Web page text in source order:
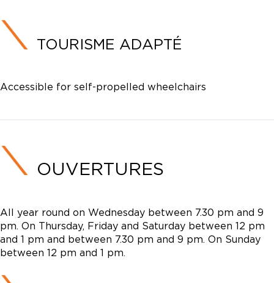
TOURISME ADAPTÉ
Accessible for self-propelled wheelchairs
OUVERTURES
All year round on Wednesday between 7.30 pm and 9
pm. On Thursday, Friday and Saturday between 12 pm
and 1 pm and between 7.30 pm and 9 pm. On Sunday
between 12 pm and 1 pm.